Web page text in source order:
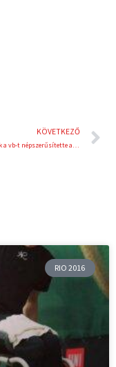
KÖVETKEZŐ
A világbajnok a vb-t népszerűsítette a sportágválasztón
RIO 2016